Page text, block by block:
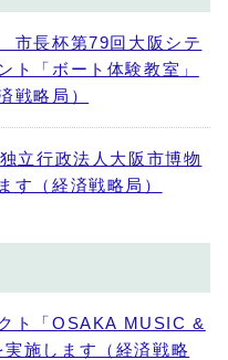
市長杯第79回大阪シテ
ト「ボート体験教室」
戦略局）
立行政法人大阪市博物
す（経済戦略局）
ト「OSAKA MUSIC &
施します（経済戦略